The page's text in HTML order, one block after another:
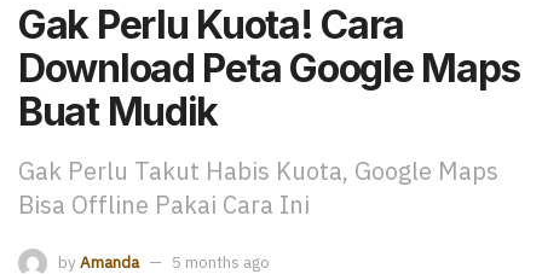
Gak Perlu Kuota! Cara
Download Peta Google Maps
Buat Mudik
Gak Perlu Takut Habis Kuota, Google Maps
Bisa Offline Pakai Cara Ini
by Amanda 5 months ago